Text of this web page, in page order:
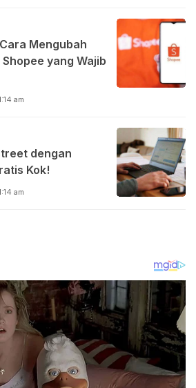
Mengubah
yang Wajib
am
dengan
Kok!
am